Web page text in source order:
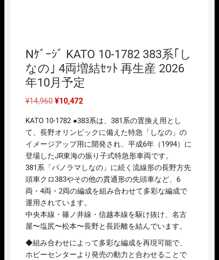
Nｹﾞｰｼﾞ KATO 10-1782 383系｢し
なの｣ 4両増結ｾｯﾄ 再生産 2026
年10月予定
¥14,960 元
格
は
¥14,960
で
し
た。
¥10,472現
価
格
は
¥10,472
で
す。
KATO 10-1782 ●383系は、381系の置換え用とし
て、長野オリンピックに備えた特急「しなの」の
イメージアップ用に開発され、平成6年（1994）に
登場したJR東海の振り子式特急形車両です。
381系「パノラマしなの」に続く流線形の長野方先
頭車クロ383やその他の貫通形の先頭車など、6
両・4両・2両の編成を組み合わせて多彩な編成で
運用されています。
中央本線・篠ノ井線・信越本線を駆け抜け、名古
屋〜塩尻〜松本〜長野と長距離を結んでいます。
◆組み合わせによって多彩な編成を再現可能で、
ホビーセンターより発売の動力と合わせることで